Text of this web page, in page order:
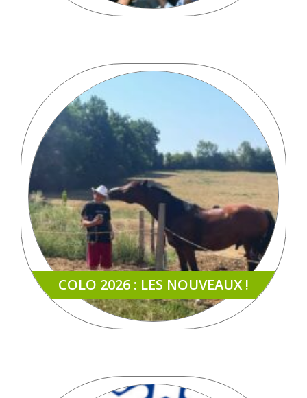
COLO 2026 : LES NOUVEAUX !